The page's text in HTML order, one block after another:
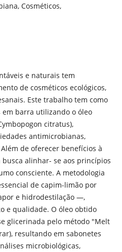
Cosméticos,
e naturais tem
de cosméticos ecológicos,
Este trabalho tem como
barra utilizando o óleo
citratus),
antimicrobianas,
de oferecer benefícios à
alinhar- se aos princípios
consciente. A metodologia
de capim-limão por
e hidrodestilação —,
e qualidade. O óleo obtido
glicerinada pelo método "Melt
resultando em sabonetes
microbiológicas,